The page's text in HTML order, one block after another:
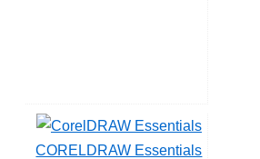
CORELDRAW Essentials